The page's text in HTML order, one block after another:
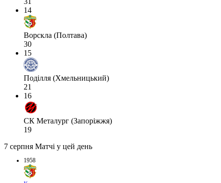
14
Ворскла (Полтава)
30
15
Поділля (Хмельницький)
21
16
СК Металург (Запоріжжя)
19
7 серпня Матчі у цей день
1958